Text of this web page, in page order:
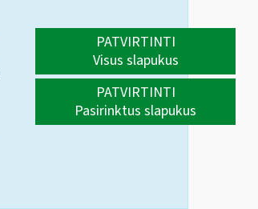
PATVIRTINTI
Visus slapukus
PATVIRTINTI
Pasirinktus slapukus